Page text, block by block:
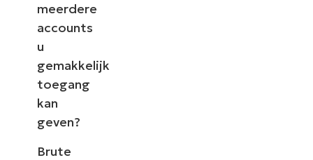
meerdere
accounts
u
gemakkelijk
toegang
kan
geven?
Brute